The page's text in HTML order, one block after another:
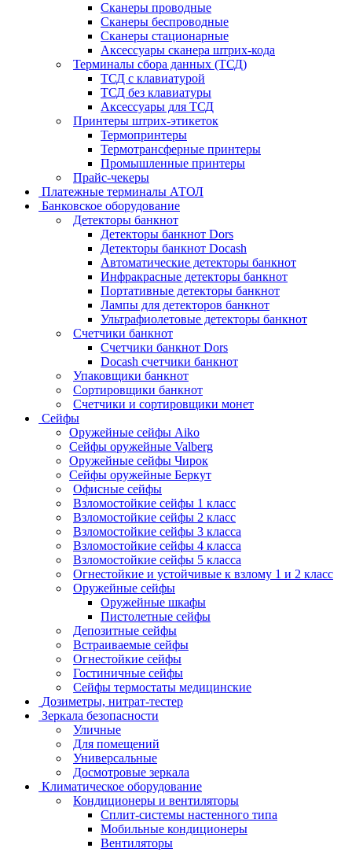
Сканеры проводные
Сканеры беспроводные
Сканеры стационарные
Аксессуары сканера штрих-кода
Терминалы сбора данных (ТСД)
ТСД с клавиатурой
ТСД без клавиатуры
Аксессуары для ТСД
Принтеры штрих-этикеток
Термопринтеры
Термотрансферные принтеры
Промышленные принтеры
Прайс-чекеры
Платежные терминалы АТОЛ
Банковское оборудование
Детекторы банкнот
Детекторы банкнот Dors
Детекторы банкнот Docash
Автоматические детекторы банкнот
Инфракрасные детекторы банкнот
Портативные детекторы банкнот
Лампы для детекторов банкнот
Ультрафиолетовые детекторы банкнот
Счетчики банкнот
Счетчики банкнот Dors
Docash счетчики банкнот
Упаковщики банкнот
Сортировщики банкнот
Счетчики и сортировщики монет
Сейфы
Оружейные сейфы Aiko
Сейфы оружейные Valberg
Оружейные сейфы Чирок
Сейфы оружейные Беркут
Офисные сейфы
Взломостойкие сейфы 1 класс
Взломостойкие сейфы 2 класс
Взломостойкие сейфы 3 класса
Взломостойкие сейфы 4 класса
Взломостойкие сейфы 5 класса
Огнестойкие и устойчивые к взлому 1 и 2 класс
Оружейные сейфы
Оружейные шкафы
Пистолетные сейфы
Депозитные сейфы
Встраиваемые сейфы
Огнестойкие сейфы
Гостиничные сейфы
Сейфы термостаты медицинские
Дозиметры, нитрат-тестер
Зеркала безопасности
Уличные
Для помещений
Универсальные
Досмотровые зеркала
Климатическое оборудование
Кондиционеры и вентиляторы
Сплит-системы настенного типа
Мобильные кондиционеры
Вентиляторы